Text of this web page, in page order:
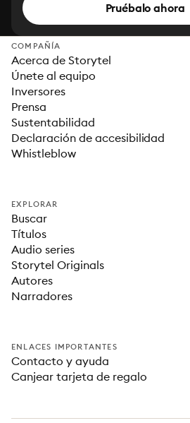
Pruébalo ahora
COMPAÑÍA
Acerca de Storytel
Únete al equipo
Inversores
Prensa
Sustentabilidad
Declaración de accesibilidad
Whistleblow
EXPLORAR
Buscar
Títulos
Audio series
Storytel Originals
Autores
Narradores
ENLACES IMPORTANTES
Contacto y ayuda
Canjear tarjeta de regalo